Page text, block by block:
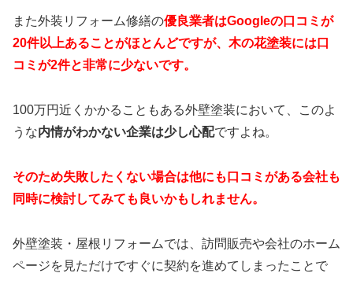
また外装リフォーム修繕の優良業者はGoogleの口コミが
20件以上あることがほとんどですが、木の花塗装には口
コミが2件と非常に少ないです。
100万円近くかかることもある外壁塗装において、このよ
うな内情がわかない企業は少し心配ですよね。
そのため失敗したくない場合は他にも口コミがある会社も
同時に検討してみても良いかもしれません。
外壁塗装・屋根リフォームでは、訪問販売や会社のホーム
ページを見ただけですぐに契約を進めてしまったことで